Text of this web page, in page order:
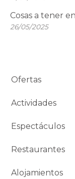
Cosas a tener
26/05/2025
Ofertas
Actividades
Espectáculos
Restaurantes
Alojamientos